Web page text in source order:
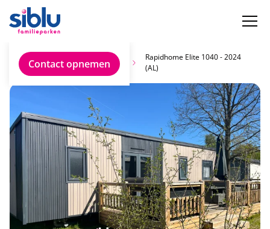
Contact opnemen
chalet
Rapidhome Elite 1040 - 2024
(AL)